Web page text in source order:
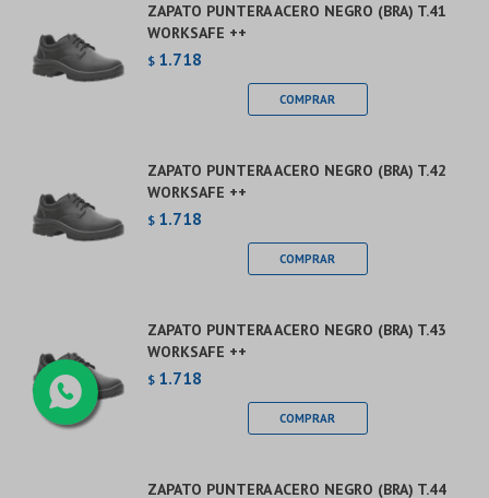
ZAPATO PUNTERA ACERO NEGRO (BRA) T.41
WORKSAFE ++
$ 1.718
ZAPATO PUNTERA ACERO NEGRO (BRA) T.42
WORKSAFE ++
$ 1.718
ZAPATO PUNTERA ACERO NEGRO (BRA) T.43
WORKSAFE ++
$ 1.718
ZAPATO PUNTERA ACERO NEGRO (BRA) T.44